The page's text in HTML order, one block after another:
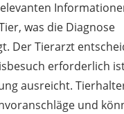
was die Diagnose
Der Tierarzt
erforderlich
ausreicht.
und